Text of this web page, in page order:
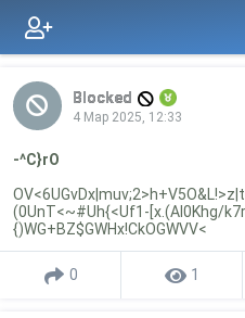
Blocked
4 Мар 2025, 12:33
-^C}rO
(0UnT<~#Uh{<Uf1-[x.(AI0Khg/
{)WG+BZ$GWHx!CkOGWVV<
0 1